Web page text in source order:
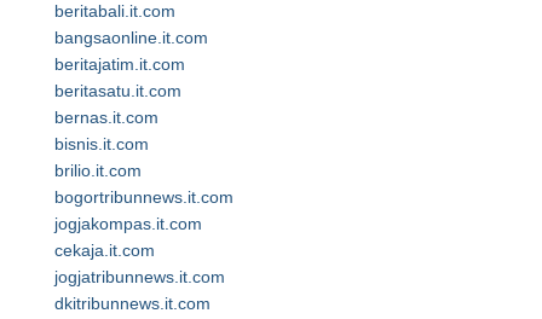
beritabali.it.com
bangsaonline.it.com
beritajatim.it.com
beritasatu.it.com
bernas.it.com
bisnis.it.com
brilio.it.com
bogortribunnews.it.com
jogjakompas.it.com
cekaja.it.com
jogjatribunnews.it.com
dkitribunnews.it.com